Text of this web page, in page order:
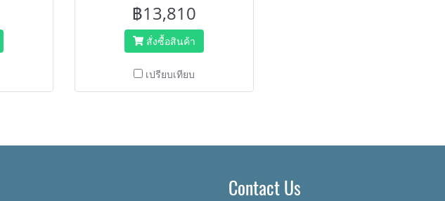
฿13,810
สั่งซื้อสินค้า
เปรียบเทียบ
Contact Us